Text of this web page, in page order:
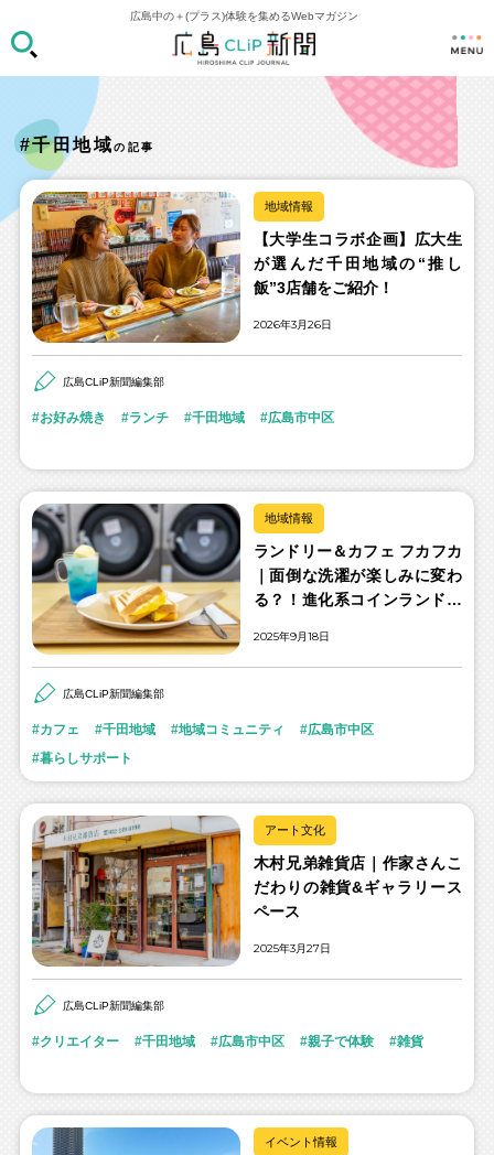
広島中の＋(プラス)体験を集めるWebマガジン
#千田地域の記事
地域情報
【大学生コラボ企画】広大生
が選んだ千田地域の“推し
飯”3店舗をご紹介！
2026年3月26日
広島CLiP新聞編集部
お好み焼き ランチ 千田地域 広島市中区
地域情報
ランドリー＆カフェ フカフカ
｜面倒な洗濯が楽しみに変わ
る？！進化系コインランドリ
2025年9月18日
広島CLiP新聞編集部
カフェ 千田地域 地域コミュニティ
広島市中区
暮らしサポート
アート文化
木村兄弟雑貨店｜作家さんこ
だわりの雑貨&ギャラリース
ペース
2025年3月27日
広島CLiP新聞編集部
クリエイター 千田地域 広島市中区 親子で体験 雑貨
イベント情報